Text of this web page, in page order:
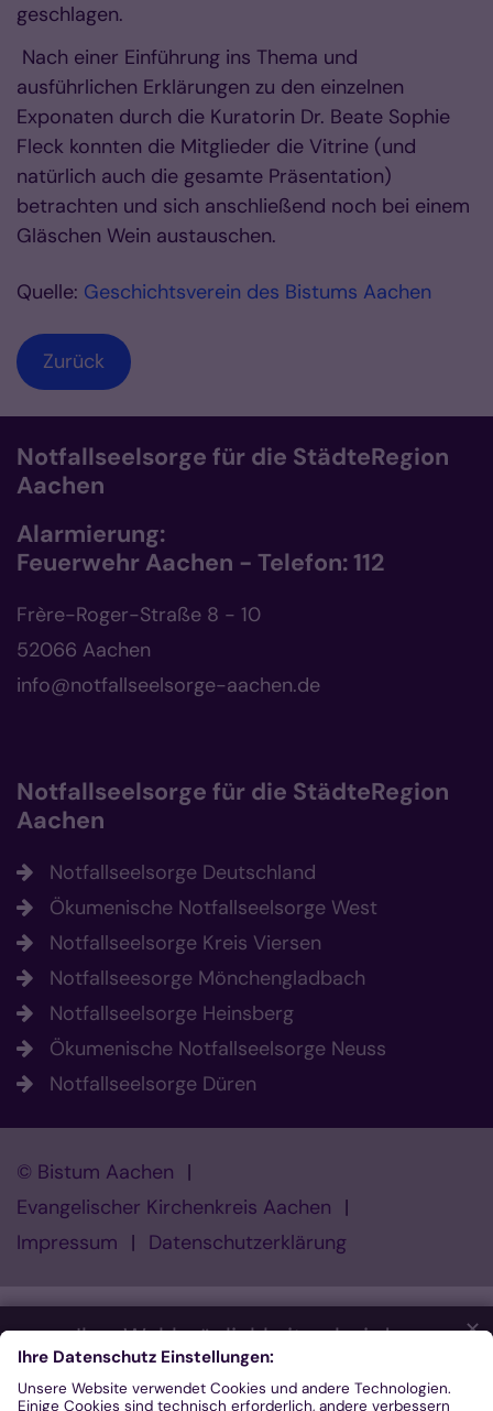
Ihre Wahlmöglichkeiten bei den
Einstellungen zum Datenschutz
Wir möchten Ihnen ein optimales Webseiten-Erlebnis bieten.
✕
geschlagen.
Nach einer Einführung ins Thema und
ausführlichen Erklärungen zu den einzelnen
Exponaten durch die Kuratorin Dr. Beate Sophie
Fleck konnten die Mitglieder die Vitrine (und
natürlich auch die gesamte Präsentation)
betrachten und sich anschließend noch bei einem
Gläschen Wein austauschen.
Quelle: Geschichtsverein des Bistums Aachen
Zurück
Notfallseelsorge für die StädteRegion
Aachen
Alarmierung:
Feuerwehr Aachen - Telefon: 112
Frère-Roger-Straße 8 - 10
52066 Aachen
info@notfallseelsorge-aachen.de
Notfallseelsorge für die StädteRegion
Aachen
Notfallseelsorge Deutschland
Ökumenische Notfallseelsorge West
Notfallseelsorge Kreis Viersen
Notfallseesorge Mönchengladbach
Notfallseelsorge Heinsberg
Ökumenische Notfallseelsorge Neuss
Notfallseelsorge Düren
© Bistum Aachen
Evangelischer Kirchenkreis Aachen
Impressum
Datenschutzerklärung